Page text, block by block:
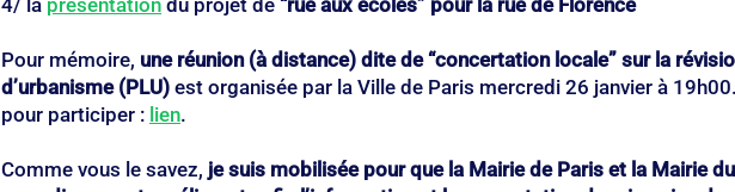
4/ la présentation du projet de “rue aux écoles” pour la rue de Florence
Pour mémoire, une réunion (à distance) dite de “concertation locale” sur la
d’urbanisme (PLU) est organisée par la Ville de Paris mercredi 26 janvier à
pour participer : lien.
Comme vous le savez, je suis mobilisée pour que la Mairie de Paris et la Mairie